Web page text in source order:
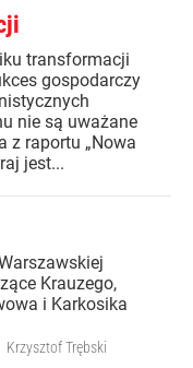
transformacji
gospodarczy
nie są uważane
z raportu „Nowa
jest...
Krauzego,
i Karkosika
Krzysztof Trębski